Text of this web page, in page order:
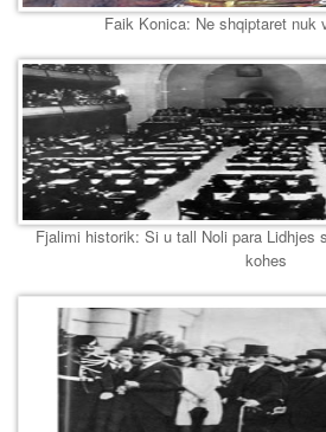
Faik Konica: Ne shqiptaret nuk
Fjalimi historik: Si u tall Noli para Lidhjes
kohes